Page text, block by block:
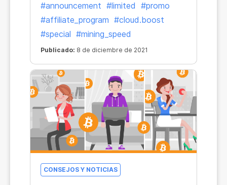
Para activar el descuento, solo tienes
que seguir el enlace y obtener
cualquier incremento a nuestro precio
especial.
#announcement #limited #promo
#affiliate_program #cloud.boost
#special #mining_speed
Publicado: 8 de diciembre de 2021
CONSEJOS Y NOTICIAS